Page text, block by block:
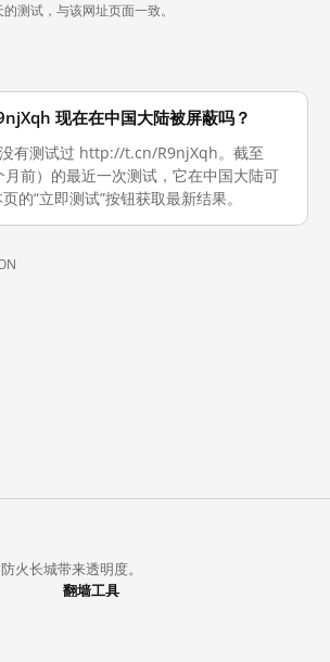
测试，与该网址页面一致。
现在在中国大陆被屏蔽吗？
有测试过 http://t.cn/R9njXqh。截至
前）的最近一次测试，它在中国大陆可
的“立即测试”按钮获取最新结果。
火长城带来透明度。
翻墙工具